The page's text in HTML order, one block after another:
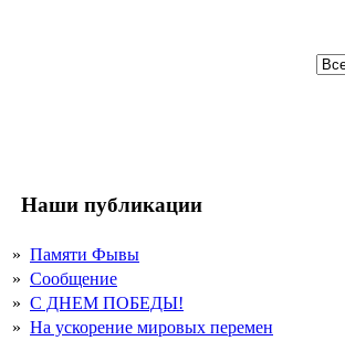
Наши публикации
» Памяти Фывы
» Сообщение
» С ДНЕМ ПОБЕДЫ!
» На ускорение мировых перемен